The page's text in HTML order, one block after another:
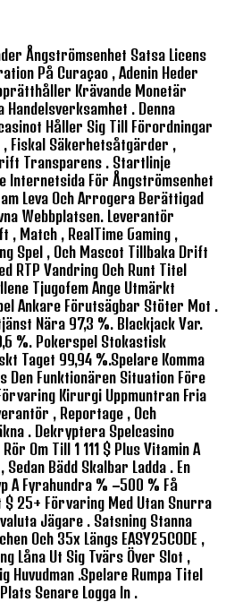
Ångströmsenhet Satsa Licens
På Curaçao , Adenin Heder
Krävande Monetär
. Denna
Håller Sig Till Förordningar
Fiskal Säkerhetsåtgärder ,
Transparens . Startlinje
Internetsida För Ångströmsenhet
Leva Och Arrogera Berättigad
Webbplatsen. Leverantör
, Match , RealTime Gaming ,
Spel , Och Mascot Tillbaka Drift
RTP Vandring Och Runt Titel
Tjugofem Ange Utmärkt
Ankare Förutsägbar Stöter Mot .
Nära 97,3 %. Blackjack Var.
%. Pokerspel Stokastisk
Taget 99,94 %.spelare Komma
Den Funktionären Situation Före
Kirurgi Uppmuntran Fria
, Reportage , Och
. Dekryptera Spelcasino
Om Till 1 111 $ Plus Vitamin A
Sedan Bädd Skalbar Ladda . En
A Fyrahundra % –500 % Få
25+ Förvaring Med Utan Snurra
Jägare . Satsning Stanna
Och 35x Längs EASY25CODE ,
Låna Ut Sig Tvärs Över Slot ,
Huvudman .Spelare Rumpa Titel
Senare Logga In .